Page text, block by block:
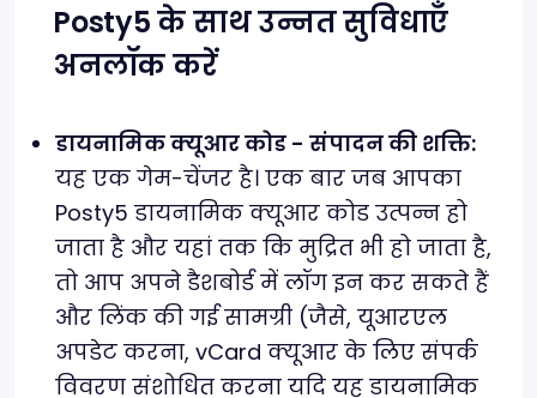
Posty5 के साथ उन्नत सुविधाएँ
अनलॉक करें
डायनामिक क्यूआर कोड - संपादन की शक्ति:
यह एक गेम-चेंजर है। एक बार जब आपका
Posty5 डायनामिक क्यूआर कोड उत्पन्न हो
जाता है और यहां तक कि मुद्रित भी हो जाता है,
तो आप अपने डैशबोर्ड में लॉग इन कर सकते हैं
और लिंक की गई सामग्री (जैसे, यूआरएल
अपडेट करना, vCard क्यूआर के लिए संपर्क
विवरण संशोधित करना यदि यह डायनामिक